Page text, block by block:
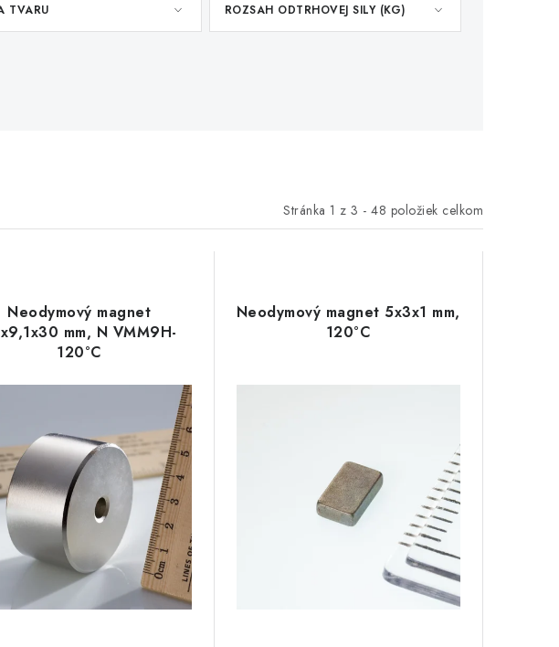
TVARU ROZSAH ODTRHOVEJ SILY (KG)
Stránka 1 z 3 - 48 položiek celkom
Neodymový magnet
mm, N VMM9H-
120°C
Neodymový magnet 5x3x1 mm,
120°C